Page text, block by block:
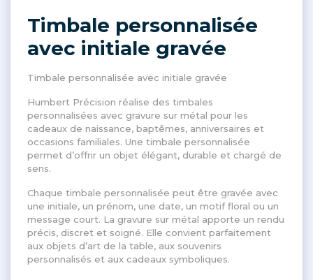
Timbale personnalisée
avec initiale gravée
Timbale personnalisée avec initiale gravée
Humbert Précision réalise des timbales
personnalisées avec gravure sur métal pour les
cadeaux de naissance, baptêmes, anniversaires et
occasions familiales. Une timbale personnalisée
permet d’offrir un objet élégant, durable et chargé de
sens.
Chaque timbale personnalisée peut être gravée avec
une initiale, un prénom, une date, un motif floral ou un
message court. La gravure sur métal apporte un rendu
précis, discret et soigné. Elle convient parfaitement
aux objets d’art de la table, aux souvenirs
personnalisés et aux cadeaux symboliques.